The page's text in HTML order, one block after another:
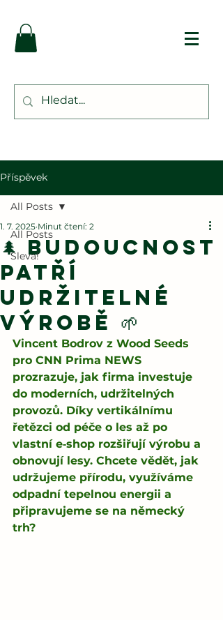
Příspěvek
All Posts
Sleva!
All Posts
🌲 Budoucnost
patří
udržitelné
výrobě 🌱
1. 7. 2025 Minut čtení: 2
Vincent Bodrov z Wood Seeds
pro CNN Prima NEWS
prozrazuje, jak firma investuje
do moderních, udržitelných
provozů. Díky vertikálnímu
řetězci od péče o les až po
vlastní e‑shop rozšiřují výrobu a
obnovují lesy. Chcete vědět, jak
udržujeme přírodu, využíváme
odpadní tepelnou energii a
připravujeme se na německý
trh?